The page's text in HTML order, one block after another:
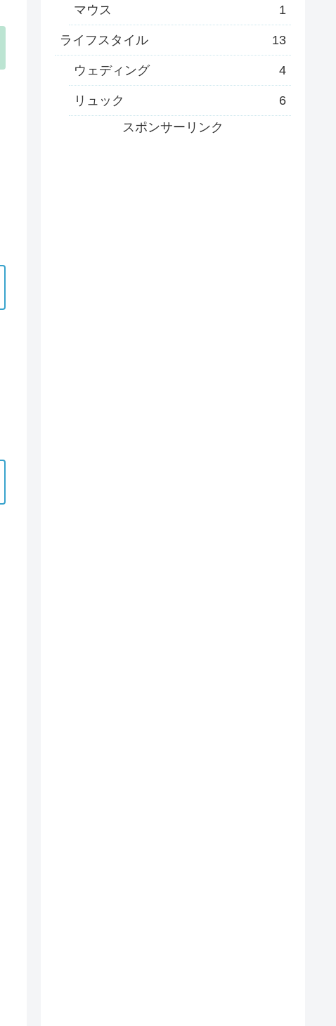
マウス 1
ライフスタイル 13
ウェディング 4
リュック
6
スポンサーリンク